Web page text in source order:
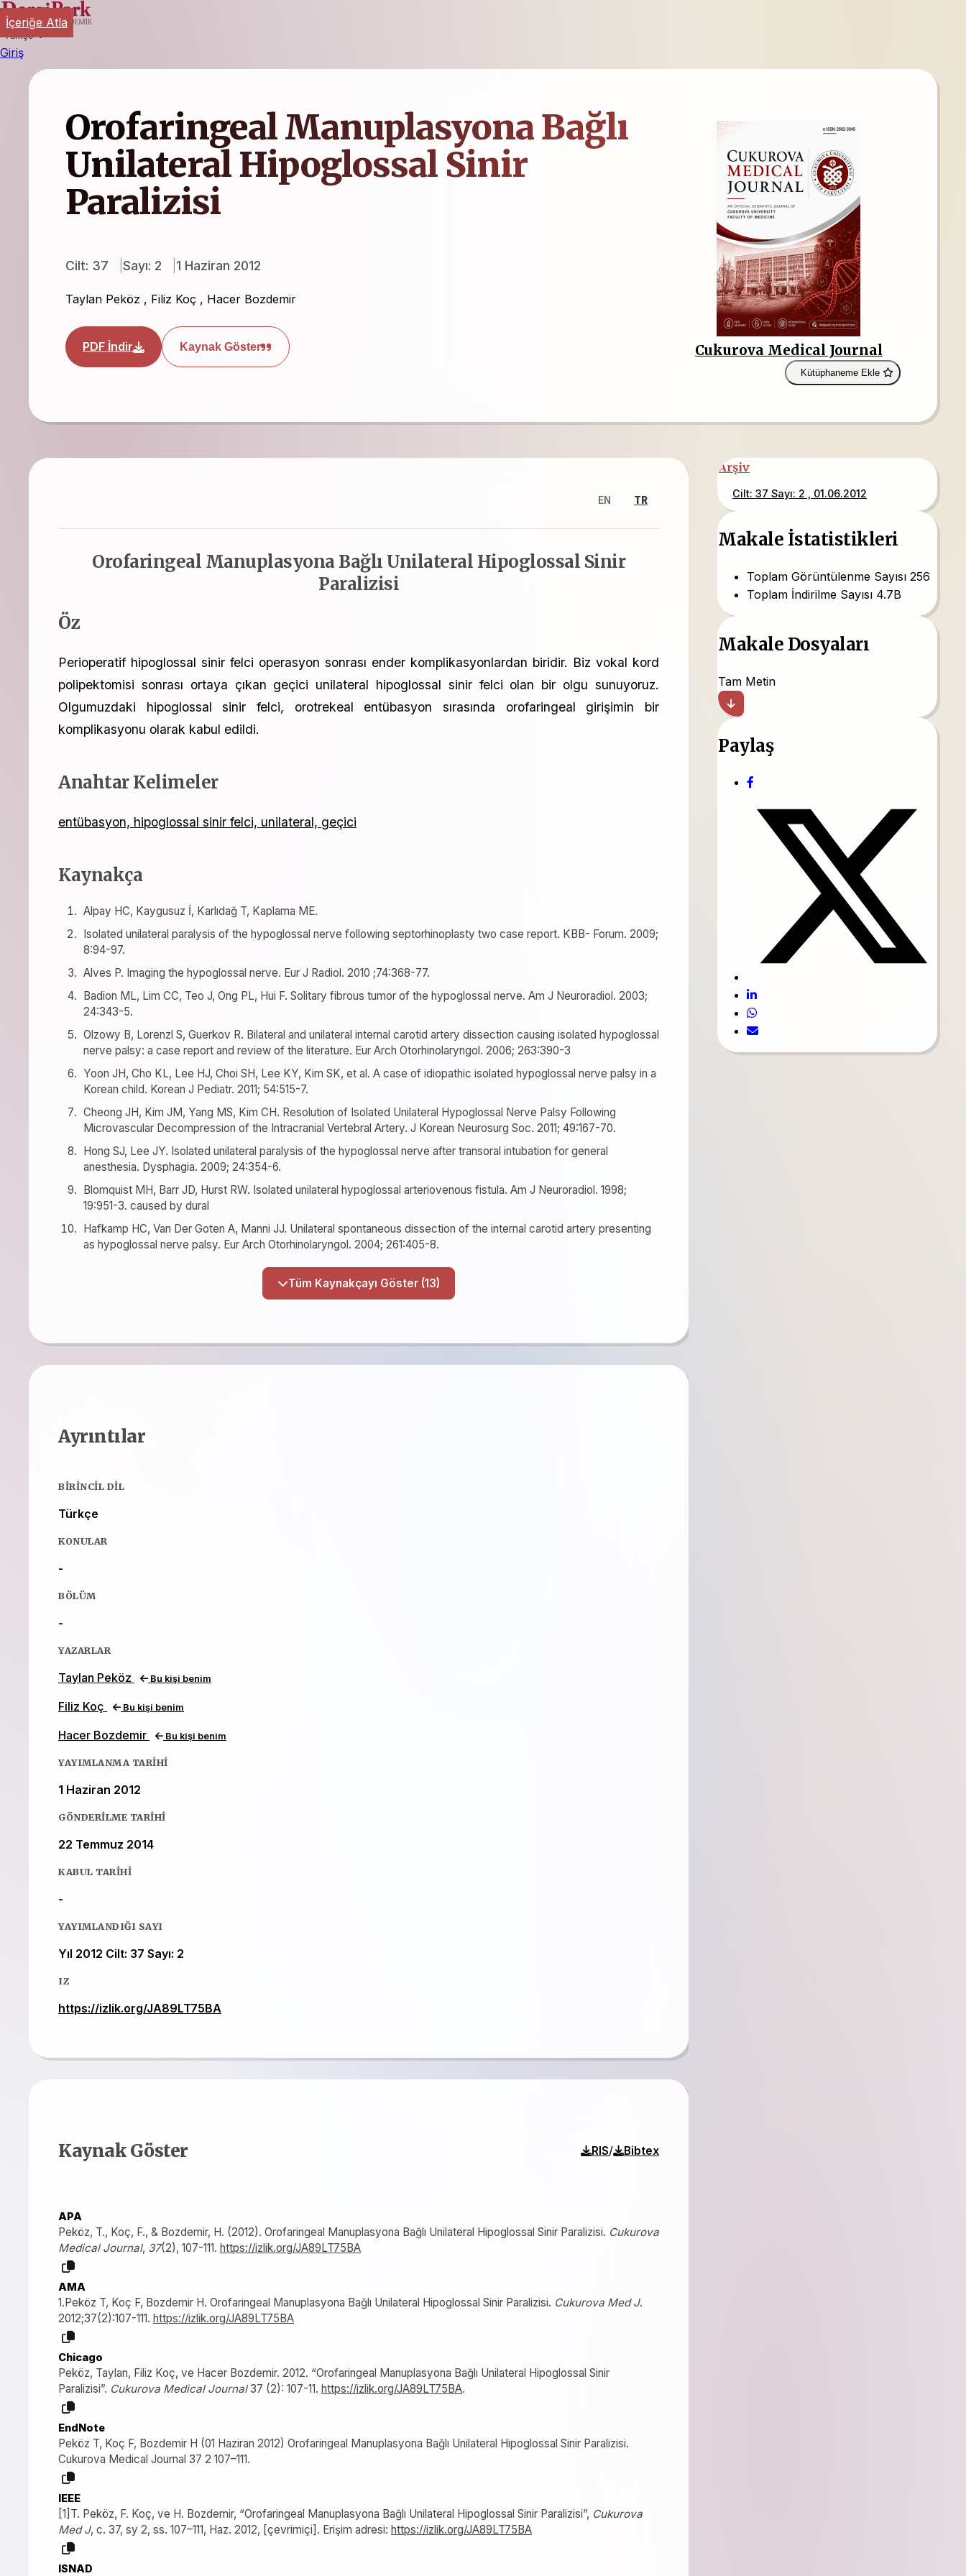
Türkçe
Giriş
Orofaringeal Manuplasyona Bağlı
Unilateral Hipoglossal Sinir
Paralizisi
Cilt: 37 Sayı: 2 1 Haziran 2012
Taylan Peköz , Filiz Koç , Hacer Bozdemir
PDF İndir Kaynak Göster Cukurova Medical Journal
Kütüphaneme Ekle
İçeriğe Atla
EN TR
Orofaringeal Manuplasyona Bağlı Unilateral Hipoglossal Sinir
Paralizisi
Öz
Perioperatif hipoglossal sinir felci operasyon sonrası ender komplikasyonlardan biridir. Biz vokal kord
polipektomisi sonrası ortaya çıkan geçici unilateral hipoglossal sinir felci olan bir olgu sunuyoruz.
Olgumuzdaki hipoglossal sinir felci, orotrekeal entübasyon sırasında orofaringeal girişimin bir
komplikasyonu olarak kabul edildi.
Anahtar Kelimeler
entübasyon, hipoglossal sinir felci, unilateral, geçici
Kaynakça
Alpay HC, Kaygusuz İ, Karlıdağ T, Kaplama ME.
Isolated unilateral paralysis of the hypoglossal nerve following septorhinoplasty two case report. KBB- Forum. 2009;
8:94-97.
Alves P. Imaging the hypoglossal nerve. Eur J Radiol. 2010 ;74:368-77.
Badion ML, Lim CC, Teo J, Ong PL, Hui F. Solitary fibrous tumor of the hypoglossal nerve. Am J Neuroradiol. 2003;
24:343-5.
Olzowy B, Lorenzl S, Guerkov R. Bilateral and unilateral internal carotid artery dissection causing isolated hypoglossal
nerve palsy: a case report and review of the literature. Eur Arch Otorhinolaryngol. 2006; 263:390-3
Yoon JH, Cho KL, Lee HJ, Choi SH, Lee KY, Kim SK, et al. A case of idiopathic isolated hypoglossal nerve palsy in a
Korean child. Korean J Pediatr. 2011; 54:515-7.
Cheong JH, Kim JM, Yang MS, Kim CH. Resolution of Isolated Unilateral Hypoglossal Nerve Palsy Following
Microvascular Decompression of the Intracranial Vertebral Artery. J Korean Neurosurg Soc. 2011; 49:167-70.
Hong SJ, Lee JY. Isolated unilateral paralysis of the hypoglossal nerve after transoral intubation for general
anesthesia. Dysphagia. 2009; 24:354-6.
Blomquist MH, Barr JD, Hurst RW. Isolated unilateral hypoglossal arteriovenous fistula. Am J Neuroradiol. 1998;
19:951-3. caused by dural
Hafkamp HC, Van Der Goten A, Manni JJ. Unilateral spontaneous dissection of the internal carotid artery presenting
as hypoglossal nerve palsy. Eur Arch Otorhinolaryngol. 2004; 261:405-8.
Tüm Kaynakçayı Göster (13)
Ayrıntılar
BIRINCIL DIL
Türkçe
KONULAR
-
BÖLÜM
-
YAZARLAR
Taylan Peköz Bu kişi benim
Filiz Koç Bu kişi benim
Hacer Bozdemir Bu kişi benim
YAYIMLANMA TARIHI
1 Haziran 2012
GÖNDERILME TARIHI
22 Temmuz 2014
KABUL TARIHI
-
YAYIMLANDIĞI SAYI
Yıl 2012 Cilt: 37 Sayı: 2
IZ
https://izlik.org/JA89LT75BA
Kaynak Göster RIS/ Bibtex
APA
Peköz, T., Koç, F., & Bozdemir, H. (2012). Orofaringeal Manuplasyona Bağlı Unilateral Hipoglossal Sinir Paralizisi. Cukurova
Medical Journal, 37(2), 107-111. https://izlik.org/JA89LT75BA
AMA
1.Peköz T, Koç F, Bozdemir H. Orofaringeal Manuplasyona Bağlı Unilateral Hipoglossal Sinir Paralizisi. Cukurova Med J.
2012;37(2):107-111. https://izlik.org/JA89LT75BA
Chicago
Peköz, Taylan, Filiz Koç, ve Hacer Bozdemir. 2012. “Orofaringeal Manuplasyona Bağlı Unilateral Hipoglossal Sinir
Paralizisi”. Cukurova Medical Journal37 (2): 107-11. https://izlik.org/JA89LT75BA.
EndNote
Peköz T, Koç F, Bozdemir H (01 Haziran 2012) Orofaringeal Manuplasyona Bağlı Unilateral Hipoglossal Sinir Paralizisi.
Cukurova Medical Journal 37 2 107–111.
IEEE
[1]T. Peköz, F. Koç, ve H. Bozdemir, “Orofaringeal Manuplasyona Bağlı Unilateral Hipoglossal Sinir Paralizisi”, Cukurova
Med J, c. 37, sy 2, ss. 107–111, Haz. 2012, [çevrimiçi]. Erişim adresi: https://izlik.org/JA89LT75BA
ISNAD
Arşiv
Cilt: 37 Sayı: 2 , 01.06.2012
Makale İstatistikleri
Toplam Görüntülenme Sayısı 256
Toplam İndirilme Sayısı 4.7B
Makale Dosyaları
Tam Metin
Paylaş